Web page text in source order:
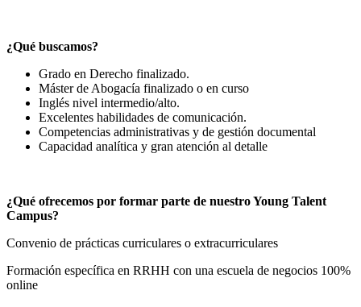
¿Qué buscamos?
Grado en Derecho finalizado.
Máster de Abogacía finalizado o en curso
Inglés nivel intermedio/alto.
Excelentes habilidades de comunicación.
Competencias administrativas y de gestión documental
Capacidad analítica y gran atención al detalle
¿Qué ofrecemos por formar parte de nuestro Young Talent
Campus?
Convenio de prácticas curriculares o extracurriculares
Formación específica en RRHH con una escuela de negocios 100%
online